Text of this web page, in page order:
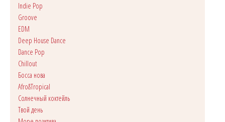
Indie Pop
Groove
EDM
Deep House Dance
Dance Pop
Сhillout
Босса нова
Afro&Tropical
Солнечный коктейль
Твой день